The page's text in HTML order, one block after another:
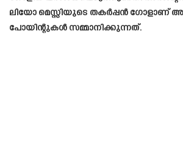
ലിയോ മെസ്സിയുടെ തകർപ്പൻ ഗോളാണ്
പോയിന്റുകൾ സമ്മാനിക്കുന്നത്.